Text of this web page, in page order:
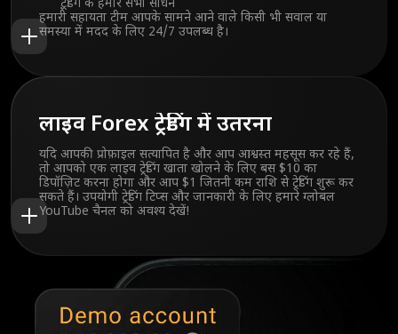
ट्रेडिंग के हमारे सभी साधन
हमारी सहायता टीम आपके सामने आने वाले किसी भी सवाल या
समस्या में मदद के लिए 24/7 उपलब्ध है।
लाइव Forex ट्रेडिंग में उतरना
यदि आपकी प्रोफ़ाइल सत्यापित है और आप आश्वस्त महसूस कर रहे हैं,
तो आपको एक लाइव ट्रेडिंग खाता खोलने के लिए बस $10 का
डिपॉज़िट करना होगा और आप $1 जितनी कम राशि से ट्रेडिंग शुरू कर
सकते हैं। उपयोगी ट्रेडिंग टिप्स और जानकारी के लिए हमारे ग्लोबल
YouTube चैनल को अवश्य देखें!